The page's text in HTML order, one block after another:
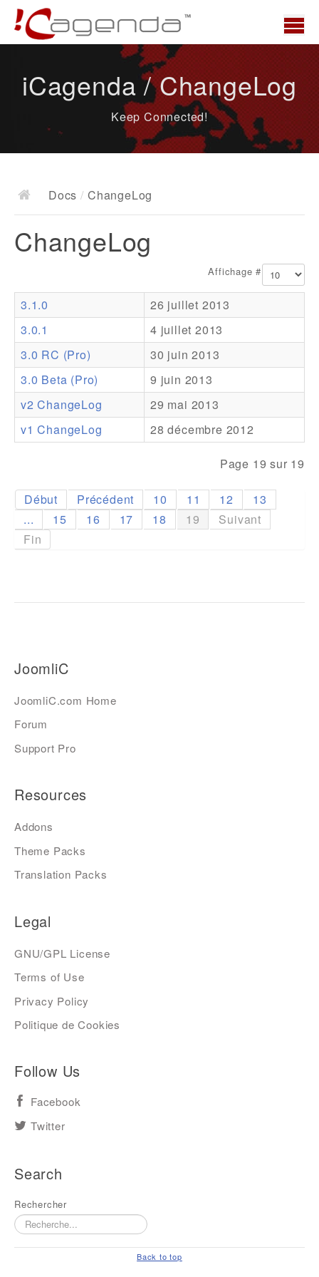
News
Docs
Documentation
Ressources
Addons
Theme Packs
Translation Packs
Support
iCagenda / ChangeLog
Keep Connected!
Docs / ChangeLog
ChangeLog
Affichage #
3.1.0
26 juillet 2013
3.0.1
4 juillet 2013
3.0 RC (Pro)
30 juin 2013
3.0 Beta (Pro)
9 juin 2013
v2 ChangeLog
29 mai 2013
v1 ChangeLog
28 décembre 2012
Page 19 sur 19
Début Précédent 10 11 12
13
...
15 16 17 18 19
Suivant
Fin
JoomliC
JoomliC.com Home
Forum
Support Pro
Resources
Addons
Theme Packs
Translation Packs
Legal
GNU/GPL License
Terms of Use
Privacy Policy
Politique de Cookies
Follow Us
Facebook
Twitter
Search
Rechercher
Back to top